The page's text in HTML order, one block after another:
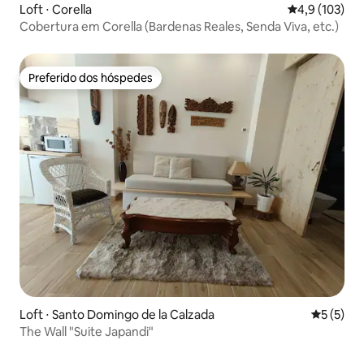
Loft ⋅ Corella 4,9 de uma
4,9 (103)
Cobertura em Corella (Bardenas Reales, Senda Viva, etc.)
Preferido dos hóspedes
Preferido dos hóspedes
Loft ⋅ Santo Domingo de la Calzada 5 de
5 (5)
The Wall "Suite Japandi"